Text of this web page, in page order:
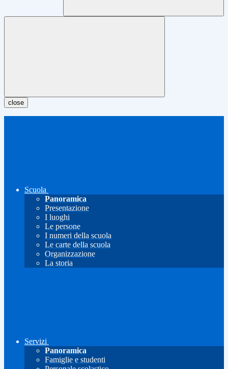
close
Scuola
Panoramica
Presentazione
I luoghi
Le persone
I numeri della scuola
Le carte della scuola
Organizzazione
La storia
Servizi
Panoramica
Famiglie e studenti